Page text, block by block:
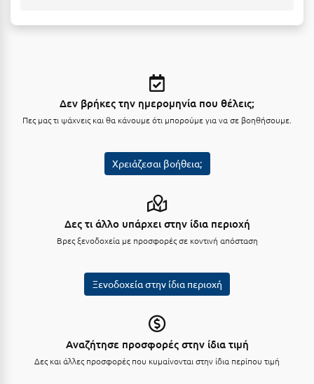
Μεσολόγγι
Μονεμβασιά
Μπούκα Μεσσηνίας
Δεν βρήκες την ημερομηνία που θέλεις;
Πες μας τι ψάχνεις και θα κάνουμε ότι μπορούμε για να σε βοηθήσουμε.
Χρειάζεσαι βοήθεια;
Δες τι άλλο υπάρχει στην ίδια περιοχή
Βρες ξενοδοχεία με προσφορές σε κοντινή απόσταση
Ξενοδοχεία στην ίδια περιοχή
Αναζήτησε προσφορές στην ίδια τιμή
Δες και άλλες προσφορές που κυμαίνονται στην ίδια περίπου τιμή